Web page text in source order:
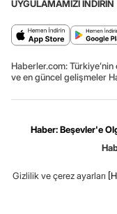
UYGULAMAMIZI İNDİRİN
Haberler.com:
ve en güncel gelişmeler
Haber: Beşevler'e
Gizlilik ve çerez ayarları